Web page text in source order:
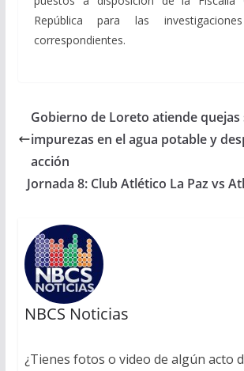
República para las
correspondientes.
Gobierno de Loreto atiende quejas
impurezas en el agua potable y
acción
Jornada 8: Club Atlético La Paz vs
NBCS Noticias
¿Tienes fotos o video de algún acto